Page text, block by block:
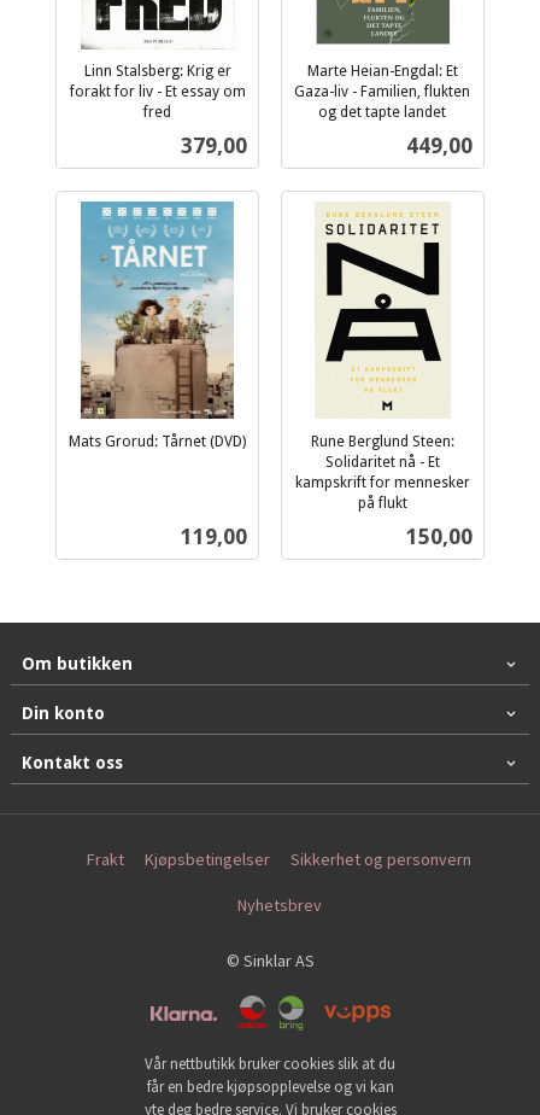
Linn Stalsberg: Krig er
forakt for liv - Et essay om
fred
Pris
379,00
Marte Heian-Engdal: Et
Gaza-liv - Familien, flukten
og det tapte landet
Pris
449,00
Mats Grorud: Tårnet (DVD)
Pris
119,00
Rune Berglund Steen:
Solidaritet nå - Et
kampskrift for mennesker
på flukt
Pris
150,00
Om butikken
Din konto
Kontakt oss
Frakt Kjøpsbetingelser Sikkerhet og personvern
Nyhetsbrev
© Sinklar AS
Vår nettbutikk bruker cookies slik at du
får en bedre kjøpsopplevelse og vi kan
yte deg bedre service. Vi bruker cookies